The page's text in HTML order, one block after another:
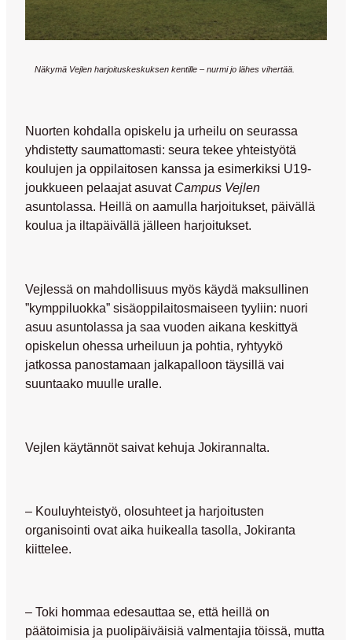
Näkymä Vejlen harjoituskeskuksen kentille – nurmi jo lähes vihertää.
Nuorten kohdalla opiskelu ja urheilu on seurassa
yhdistetty saumattomasti: seura tekee yhteistyötä
koulujen ja oppilaitosen kanssa ja esimerkiksi U19-
joukkueen pelaajat asuvat Campus Vejlen
asuntolassa. Heillä on aamulla harjoitukset, päivällä
koulua ja iltapäivällä jälleen harjoitukset.
Vejlessä on mahdollisuus myös käydä maksullinen
”kymppiluokka” sisäoppilaitosmaiseen tyyliin: nuori
asuu asuntolassa ja saa vuoden aikana keskittyä
opiskelun ohessa urheiluun ja pohtia, ryhtyykö
jatkossa panostamaan jalkapalloon täysillä vai
suuntaako muulle uralle.
Vejlen käytännöt saivat kehuja Jokirannalta.
– Kouluyhteistyö, olosuhteet ja harjoitusten
organisointi ovat aika huikealla tasolla, Jokiranta
kiittelee.
– Toki hommaa edesauttaa se, että heillä on
päätoimisia ja puolipäiväisiä valmentajia töissä, mutta